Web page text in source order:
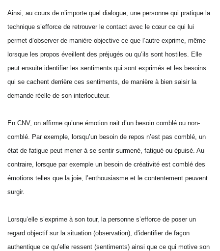
Ainsi, au cours de n’importe quel dialogue, une personne qui pratique la
technique s’efforce de retrouver le contact avec le cœur ce qui lui
permet d’observer de manière objective ce que l’autre exprime, même
lorsque les propos éveillent des préjugés ou qu’ils sont hostiles. Elle
peut ensuite identifier les sentiments qui sont exprimés et les besoins
qui se cachent derrière ces sentiments, de manière à bien saisir la
demande réelle de son interlocuteur.
En CNV, on affirme qu’une émotion nait d’un besoin comblé ou non-
comblé. Par exemple, lorsqu’un besoin de repos n’est pas comblé, un
état de fatigue peut mener à se sentir surmené, fatigué ou épuisé. Au
contraire, lorsque par exemple un besoin de créativité est comblé des
émotions telles que la joie, l’enthousiasme et le contentement peuvent
surgir.
Lorsqu’elle s’exprime à son tour, la personne s’efforce de poser un
regard objectif sur la situation (observation), d’identifier de façon
authentique ce qu’elle ressent (sentiments) ainsi que ce qui motive son